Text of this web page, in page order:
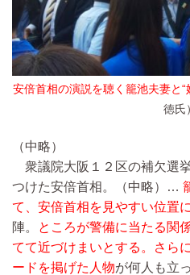
安倍首相の演説を聴く籠池夫妻と“
徳氏）
（中略）
衆議院大阪１２区の補欠選
つけた安倍首相。
（中略）…
て、安倍首相を見やすい位置
陣。
ところが警備に当たる関
てて近づけまいとする。さら
ードを掲げた人物が何人も立